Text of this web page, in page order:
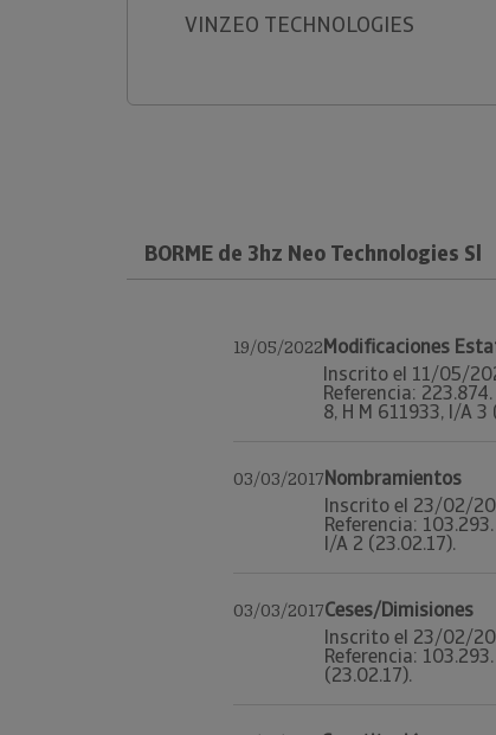
VINZEO TECHNOLOGIES
BORME de 3hz Neo Technologies Sl
19/05/2022Modificaciones
Inscrito el 11/05/
Referencia: 223.874.
8, H M 611933, I/A 3
03/03/2017Nombramientos
Inscrito el 23/02/
Referencia:
I/A 2 (23.02.17).
03/03/2017Ceses/Dimisiones
Inscrito el 23/02/
Referencia:
(23.02.17).